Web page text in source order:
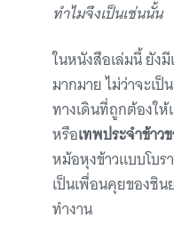
ทำไมจึงเป็นเช่นนั้น
ในหนังสือเล่มนี้ ยัง
มากมาย ไม่ว่าจะเป็น
ทางเดินที่ถูกต้องใ
หรือเทพประจำข้าว
หม้อหุงข้าวแบบโบ
เป็นเพื่อนคุยของชิ
ทำงาน